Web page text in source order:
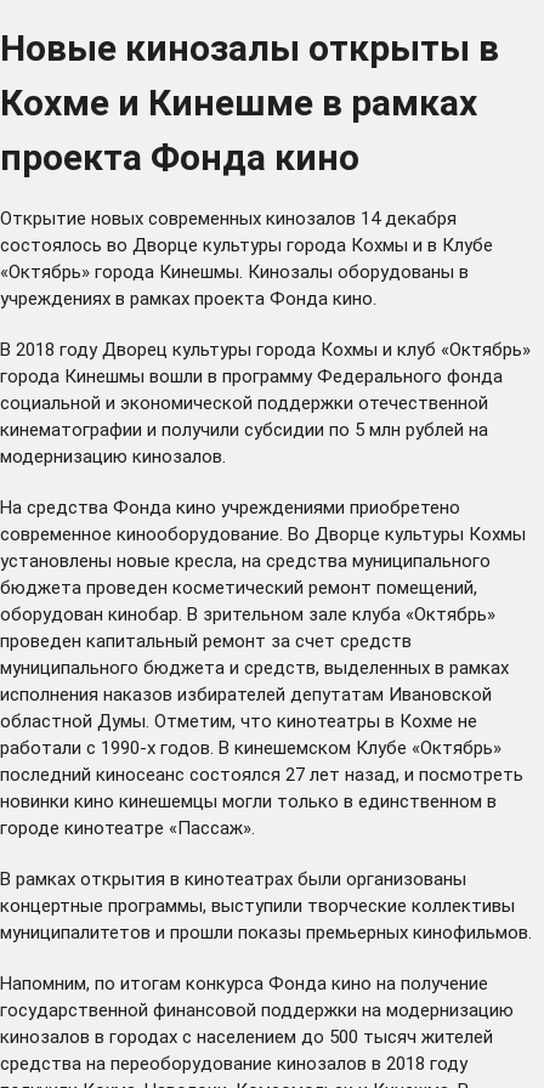
Новые кинозалы открыты в
Кохме и Кинешме в рамках
проекта Фонда кино
Открытие новых современных кинозалов 14 декабря
состоялось во Дворце культуры города Кохмы и в Клубе
«Октябрь» города Кинешмы. Кинозалы оборудованы в
учреждениях в рамках проекта Фонда кино.
В 2018 году Дворец культуры города Кохмы и клуб «Октябрь»
города Кинешмы вошли в программу Федерального фонда
социальной и экономической поддержки отечественной
кинематографии и получили субсидии по 5 млн рублей на
модернизацию кинозалов.
На средства Фонда кино учреждениями приобретено
современное кинооборудование. Во Дворце культуры Кохмы
установлены новые кресла, на средства муниципального
бюджета проведен косметический ремонт помещений,
оборудован кинобар. В зрительном зале клуба «Октябрь»
проведен капитальный ремонт за счет средств
муниципального бюджета и средств, выделенных в рамках
исполнения наказов избирателей депутатам Ивановской
областной Думы. Отметим, что кинотеатры в Кохме не
работали с 1990-х годов. В кинешемском Клубе «Октябрь»
последний киносеанс состоялся 27 лет назад, и посмотреть
новинки кино кинешемцы могли только в единственном в
городе кинотеатре «Пассаж».
В рамках открытия в кинотеатрах были организованы
концертные программы, выступили творческие коллективы
муниципалитетов и прошли показы премьерных кинофильмов.
Напомним, по итогам конкурса Фонда кино на получение
государственной финансовой поддержки на модернизацию
кинозалов в городах с населением до 500 тысяч жителей
средства на переоборудование кинозалов в 2018 году